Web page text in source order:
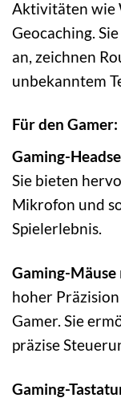
Aktivitäten wie
Geocaching.
an, zeichnen
unbekanntem
Für den
Gaming-
Sie bieten
Mikrofon und
Spielerlebnis.
Gaming-Mäuse
hoher
Gamer. Sie
präzise
Gaming-